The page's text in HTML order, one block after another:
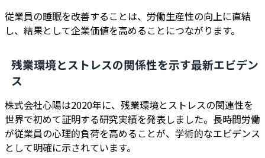
従業員の睡眠を改善することは、労働生産性の向上に直結
し、結果として企業価値を高めることにつながります。
残業環境とストレスの関係性を示す最新エビデン
ス
株式会社心陽は2020年に、残業環境とストレスの関連性を
世界で初めて証明する研究実績を発表しました。長時間労働
が従業員の心理的負荷を高めることが、学術的なエビデンス
として明確に示されています。